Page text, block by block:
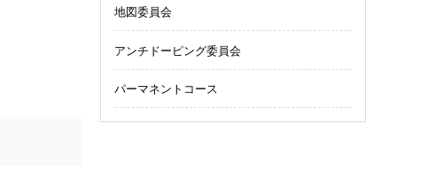
地図委員会
アンチドーピング委員会
パーマネントコース